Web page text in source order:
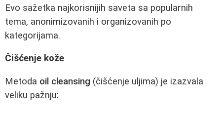
Evo sažetka najkorisnijih saveta sa popularnih
tema, anonimizovanih i organizovanih po
kategorijama.
Čišćenje kože
Metoda oil cleansing (čišćenje uljima) je izazvala
veliku pažnju: